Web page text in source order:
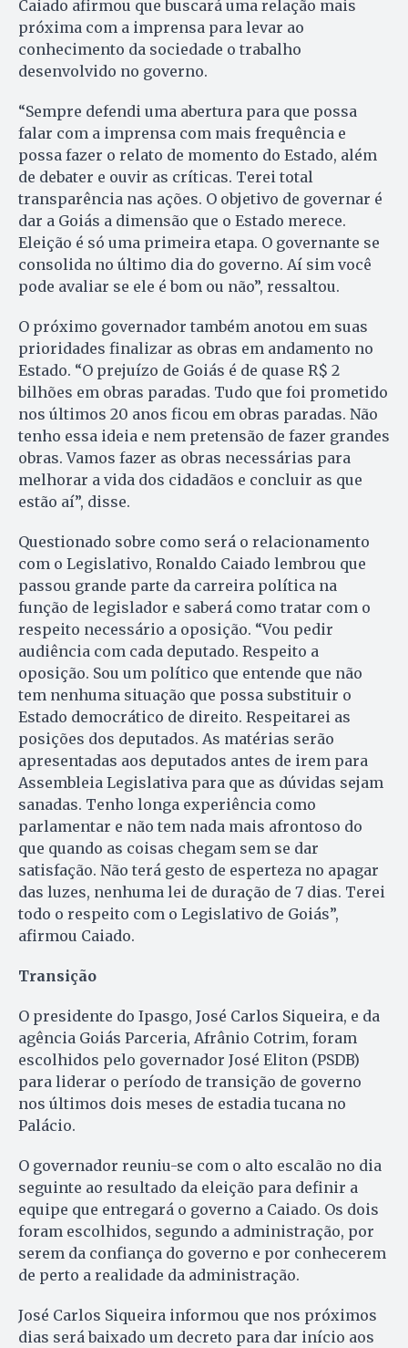
Caiado afirmou que buscará uma relação mais
próxima com a imprensa para levar ao
conhecimento da sociedade o trabalho
desenvolvido no governo.
“Sempre defendi uma abertura para que possa
falar com a imprensa com mais frequência e
possa fazer o relato de momento do Estado, além
de debater e ouvir as críticas. Terei total
transparência nas ações. O objetivo de governar é
dar a Goiás a dimensão que o Estado merece.
Eleição é só uma primeira etapa. O governante se
consolida no último dia do governo. Aí sim você
pode avaliar se ele é bom ou não”, ressaltou.
O próximo governador também anotou em suas
prioridades finalizar as obras em andamento no
Estado. “O prejuízo de Goiás é de quase R$ 2
bilhões em obras paradas. Tudo que foi prometido
nos últimos 20 anos ficou em obras paradas. Não
tenho essa ideia e nem pretensão de fazer grandes
obras. Vamos fazer as obras necessárias para
melhorar a vida dos cidadãos e concluir as que
estão aí”, disse.
Questionado sobre como será o relacionamento
com o Legislativo, Ronaldo Caiado lembrou que
passou grande parte da carreira política na
função de legislador e saberá como tratar com o
respeito necessário a oposição. “Vou pedir
audiência com cada deputado. Respeito a
oposição. Sou um político que entende que não
tem nenhuma situação que possa substituir o
Estado democrático de direito. Respeita­rei as
posições dos deputados. As matérias serão
apresentadas aos deputados antes de irem para
Assembleia Legislativa para que as dúvidas sejam
sanadas. Tenho longa experiência como
parlamentar e não tem nada mais afrontoso do
que quando as coisas chegam sem se dar
satisfação. Não terá gesto de esperteza no apagar
das luzes, nenhuma lei de duração de 7 dias. Terei
todo o respeito com o Legislativo de Goiás”,
afirmou Caiado.
Transição
O presidente do Ipasgo, José Carlos Siqueira, e da
agência Goiás Parceria, Afrânio Cotrim, foram
escolhidos pelo governador José Eliton (PSDB)
para liderar o período de transição de governo
nos últimos dois meses de estadia tucana no
Palácio.
O governador reuniu-se com o alto escalão no dia
seguinte ao resultado da eleição para definir a
equipe que entregará o governo a Caiado. Os dois
foram escolhidos, segundo a administração, por
serem da confiança do governo e por conhecerem
de perto a realidade da administração.
José Carlos Siqueira informou que nos próximos
dias será baixado um decreto para dar início aos